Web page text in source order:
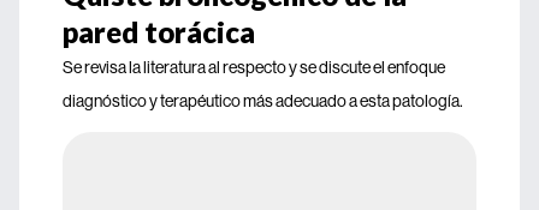
pared torácica
Se revisa la literatura al respecto y se discute el enfoque
diagnóstico y terapéutico más adecuado a esta patología.